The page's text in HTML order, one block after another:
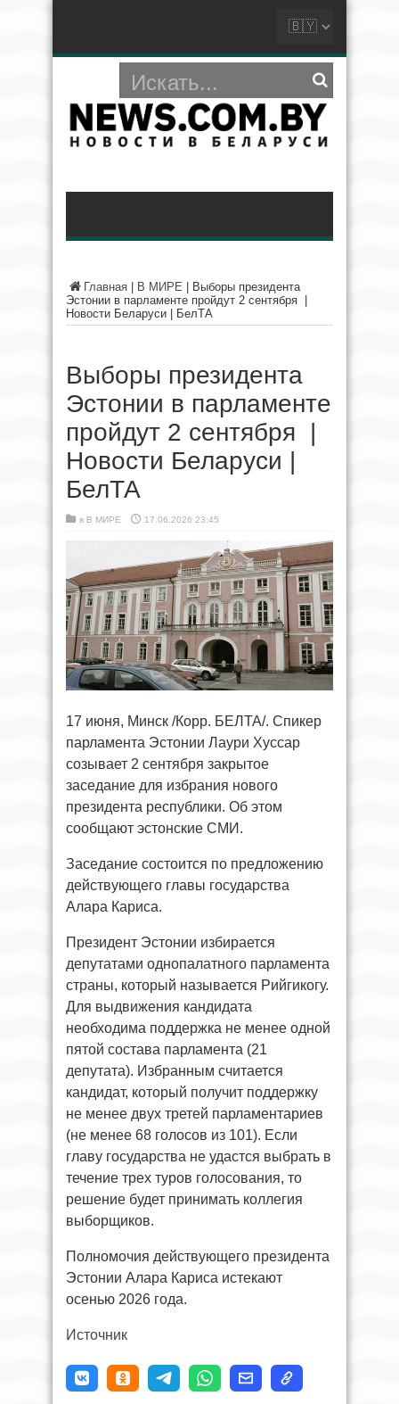
Главная В МИРЕ
Выборы президента
Эстонии в парламенте пройдут 2 сентября |
Новости Беларуси | БелТА
Выборы президента
Эстонии в парламенте
пройдут 2 сентября |
Новости Беларуси |
БелТА
в В МИРЕ 17.06.2026 23:45
17 июня, Минск /Корр. БЕЛТА/. Спикер
парламента Эстонии Лаури Хуссар
созывает 2 сентября закрытое
заседание для избрания нового
президента республики. Об этом
сообщают эстонские СМИ.
Заседание состоится по предложению
действующего главы государства
Алара Кариса.
Президент Эстонии избирается
депутатами однопалатного парламента
страны, который называется Рийгикогу.
Для выдвижения кандидата
необходима поддержка не менее одной
пятой состава парламента (21
депутата). Избранным считается
кандидат, который получит поддержку
не менее двух третей парламентариев
(не менее 68 голосов из 101). Если
главу государства не удастся выбрать в
течение трех туров голосования, то
решение будет принимать коллегия
выборщиков.
Полномочия действующего президента
Эстонии Алара Кариса истекают
осенью 2026 года.
Источник